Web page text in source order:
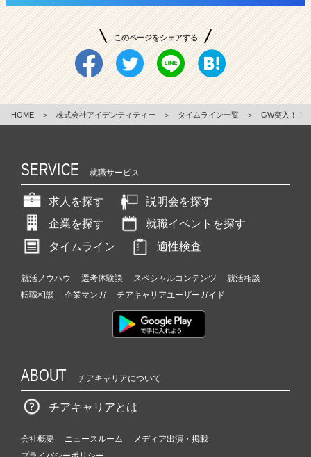
このページをシェアする
HOME ＞ 株式会社アイデンティティー ＞ タイムライン一覧 ＞ GW突入！！
SERVICE 就職サービス
求人を探す
説明会を探す
企業を探す
就職イベントを探す
タイムライン
適性検査
就活ノウハウ 選考体験談 スペシャルコンテンツ
就活相談
転職相談
企業マンガ チアキャリアユーザーガイド
ABOUT チアキャリアについて
チアキャリアとは
会社概要 ニュースルーム
メディア出演・掲載